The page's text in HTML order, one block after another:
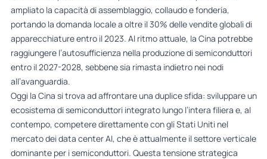
ampliato la capacità di assemblaggio, collaudo e fonderia,
portando la domanda locale a oltre il 30% delle vendite globali di
apparecchiature entro il 2023. Al ritmo attuale, la Cina potrebbe
raggiungere l’autosufficienza nella produzione di semiconduttori
entro il 2027-2028, sebbene sia rimasta indietro nei nodi
all’avanguardia.
Oggi la Cina si trova ad affrontare una duplice sfida: sviluppare un
ecosistema di semiconduttori integrato lungo l’intera filiera e, al
contempo, competere direttamente con gli Stati Uniti nel
mercato dei data center AI, che è attualmente il settore verticale
dominante per i semiconduttori. Questa tensione strategica